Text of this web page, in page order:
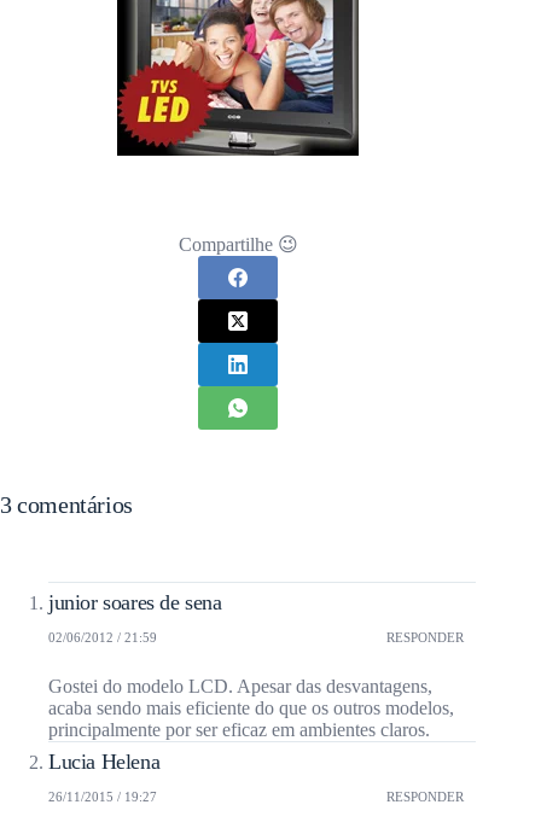
Compartilhe 😉
3 comentários
junior soares de sena
02/06/2012 / 21:59 RESPONDER
Gostei do modelo LCD. Apesar das desvantagens,
acaba sendo mais eficiente do que os outros modelos,
principalmente por ser eficaz em ambientes claros.
Lucia Helena
26/11/2015 / 19:27 RESPONDER